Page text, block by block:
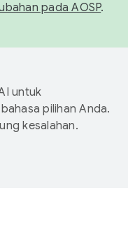
pada AOSP.
untuk
pilihan Anda.
kesalahan.